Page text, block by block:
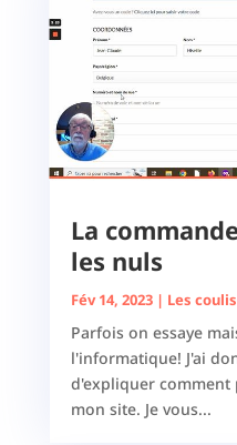
La
les nuls
Fév 14, 2023| Les
Parfois on essaye
l'informatique! J'ai
d'expliquer comment
mon site. Je vous...